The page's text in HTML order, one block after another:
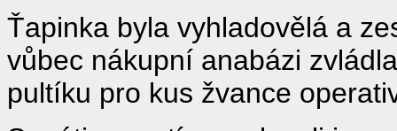
Ťapinka byla vyhladovělá a
vůbec nákupní anabázi
pultíku pro kus žvance